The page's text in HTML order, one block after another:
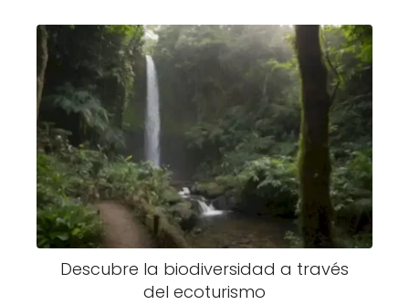
Descubre la biodiversidad a través
del ecoturismo